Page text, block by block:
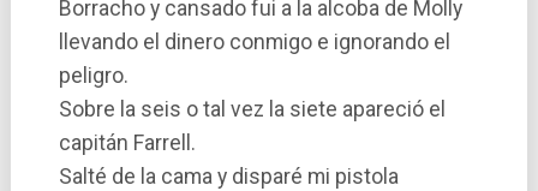
Borracho y cansado fui a la alcoba de Molly
llevando el dinero conmigo e ignorando el
peligro.
Sobre la seis o tal vez la siete apareció el
capitán Farrell.
Salté de la cama y disparé mi pistola